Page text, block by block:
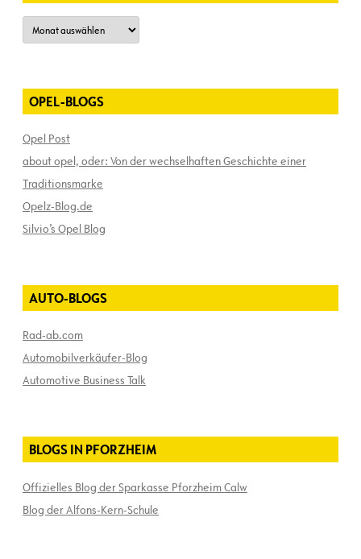
Archiv
OPEL-BLOGS
Opel Post
about opel, oder: Von der wechselhaften Geschichte einer
Traditionsmarke
Opelz-Blog.de
Silvio’s Opel Blog
AUTO-BLOGS
Rad-ab.com
Automobilverkäufer-Blog
Automotive Business Talk
BLOGS IN PFORZHEIM
Offizielles Blog der Sparkasse Pforzheim Calw
Blog der Alfons-Kern-Schule